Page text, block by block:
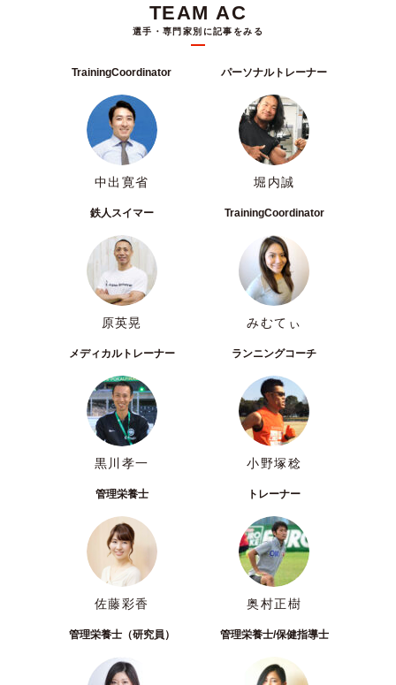
TEAM AC
選手・専門家別に記事をみる
TrainingCoordinator
中出寛省
パーソナルトレーナー
堀内誠
鉄人スイマー
原英晃
TrainingCoordinator
みむてぃ
メディカルトレーナー
黒川孝一
ランニングコーチ
小野塚稔
管理栄養士
佐藤彩香
トレーナー
奥村正樹
管理栄養士（研究員） 管理栄養士/保健指導士